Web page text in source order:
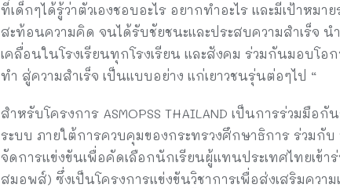
ที่เด็กๆได้รู้ว่าตัวเองชอบอะไร อยากทำอะไร และมีเป้าหม
สะท้อนความคิด จนได้รับชัยชนะและประสบความสำเร็จ น
เคลื่อนในโรงเรียนทุกโรงเรียน และสังคม ร่วมกันมอบโ
ทำ สู่ความสำเร็จ เป็นแบบอย่าง แก่เยาวชนรุ่นต่อๆไป “
สำหรับโครงการ ASMOPSS THAILAND เป็นการร่วมมือ
ระบบ ภายใต้การควบคุมของกระทรวงศึกษาธิการ ร่วม
จัดการแข่งขันเพื่อคัดเลือกนักเรียนผู้แทนประเทศไทยเข้า
สมอพส์) ซึ่งเป็นโครงการแข่งขันวิชาการเพื่อส่งเสริมคว